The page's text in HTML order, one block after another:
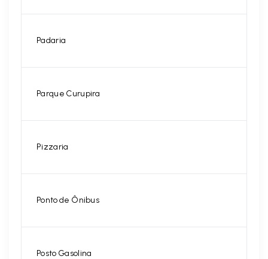
Padaria
Parque Curupira
Pizzaria
Ponto de Ônibus
Posto Gasolina